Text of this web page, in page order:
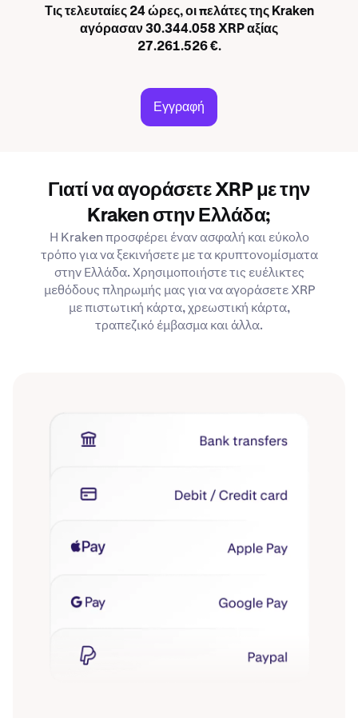
Τις τελευταίες 24 ώρες, οι πελάτες της Kraken
αγόρασαν 30.344.058 XRP αξίας
27.261.526 €.
Εγγραφή
Γιατί να αγοράσετε XRP με την
Kraken στην Ελλάδα;
Η Kraken προσφέρει έναν ασφαλή και εύκολο
τρόπο για να ξεκινήσετε με τα κρυπτονομίσματα
στην Ελλάδα. Χρησιμοποιήστε τις ευέλικτες
μεθόδους πληρωμής μας για να αγοράσετε XRP
με πιστωτική κάρτα, χρεωστική κάρτα,
τραπεζικό έμβασμα και άλλα.